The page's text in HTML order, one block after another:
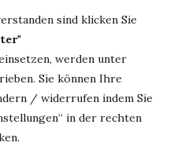
sind klicken Sie
"
werden unter
Sie können Ihre
/ widerrufen indem Sie
in der rechten